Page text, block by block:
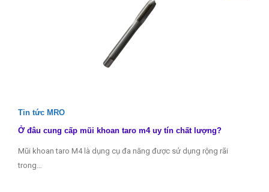
Tin tức MRO
Ở đâu cung cấp mũi khoan taro m4 uy tín chất lượng?
Mũi khoan taro M4 là dụng cụ đa năng được sử dụng rộng rãi
trong…